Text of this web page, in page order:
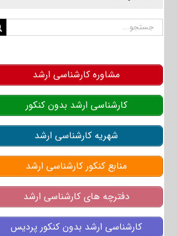
جستجو
مشاوره کارشناسی ارشد
کارشناسی ارشد بدون کنکور
شهریه کارشناسی ارشد
منابع کنکور کارشناسی ارشد
دفترچه های کارشناسی ارشد
کارشناسی ارشد بدون کنکور پردیس